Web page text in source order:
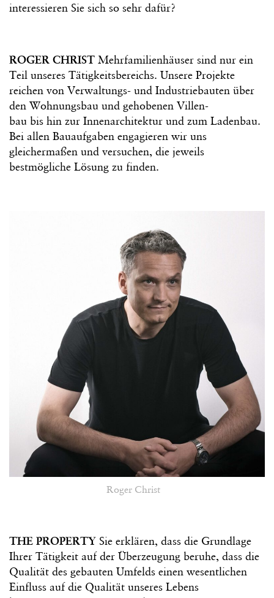
interessieren Sie sich so sehr dafür?
ROGER CHRIST Mehrfamilienhäuser sind nur ein
Teil unseres Tätigkeitsbereichs. Unsere Projekte
reichen von Verwaltungs- und Industriebauten über
den Wohnungsbau und gehobenen Villen-
bau bis hin zur Innenarchitektur und zum Ladenbau.
Bei allen Bauaufgaben engagieren wir uns
gleichermaßen und versuchen, die jeweils
bestmögliche Lösung zu finden.
Roger Christ
THE PROPERTY Sie erklären, dass die Grundlage
Ihrer Tätigkeit auf der Überzeugung beruhe, dass die
Qualität des gebauten Umfelds einen wesentlichen
Einfluss auf die Qualität unseres Lebens